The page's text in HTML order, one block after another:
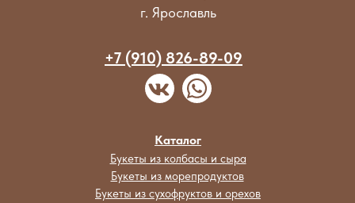
г. Ярославль
Букеты из колбасы и сыра
Букеты из морепродуктов
Букеты из сухофруктов и орехов
Каталог
+7 (910) 826-89-09